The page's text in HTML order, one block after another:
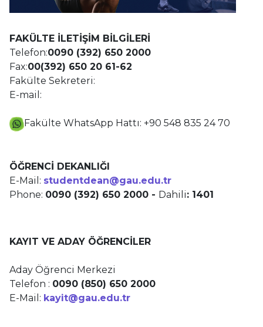
FAKÜLTE İLETİŞİM BİLGİLERİ
Telefon:0090 (392) 650 2000
Fax:00(392) 650 20 61-62
Fakülte Sekreteri:
E-mail:
Fakülte WhatsApp Hattı: +90 548 835 24 70
ÖĞRENCİ DEKANLIĞI
E-Mail: studentdean@gau.edu.tr
Phone: 0090 (392) 650 2000 - Dahili: 1401
KAYIT VE ADAY ÖĞRENCİLER
Aday Öğrenci Merkezi
Telefon : 0090 (850) 650 2000
E-Mail: kayit@gau.edu.tr